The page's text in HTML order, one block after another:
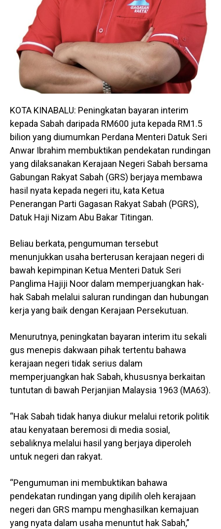
KOTA KINABALU: Peningkatan bayaran interim
kepada Sabah daripada RM600 juta kepada RM1.5
bilion yang diumumkan Perdana Menteri Datuk Seri
Anwar Ibrahim membuktikan pendekatan rundingan
yang dilaksanakan Kerajaan Negeri Sabah bersama
Gabungan Rakyat Sabah (GRS) berjaya membawa
hasil nyata kepada negeri itu, kata Ketua
Penerangan Parti Gagasan Rakyat Sabah (PGRS),
Datuk Haji Nizam Abu Bakar Titingan.
Beliau berkata, pengumuman tersebut
menunjukkan usaha berterusan kerajaan negeri di
bawah kepimpinan Ketua Menteri Datuk Seri
Panglima Hajiji Noor dalam memperjuangkan hak-
hak Sabah melalui saluran rundingan dan hubungan
kerja yang baik dengan Kerajaan Persekutuan.
Menurutnya, peningkatan bayaran interim itu sekali
gus menepis dakwaan pihak tertentu bahawa
kerajaan negeri tidak serius dalam
memperjuangkan hak Sabah, khususnya berkaitan
tuntutan di bawah Perjanjian Malaysia 1963 (MA63).
“Hak Sabah tidak hanya diukur melalui retorik politik
atau kenyataan beremosi di media sosial,
sebaliknya melalui hasil yang berjaya diperoleh
untuk negeri dan rakyat.
“Pengumuman ini membuktikan bahawa
pendekatan rundingan yang dipilih oleh kerajaan
negeri dan GRS mampu menghasilkan kemajuan
yang nyata dalam usaha menuntut hak Sabah,”